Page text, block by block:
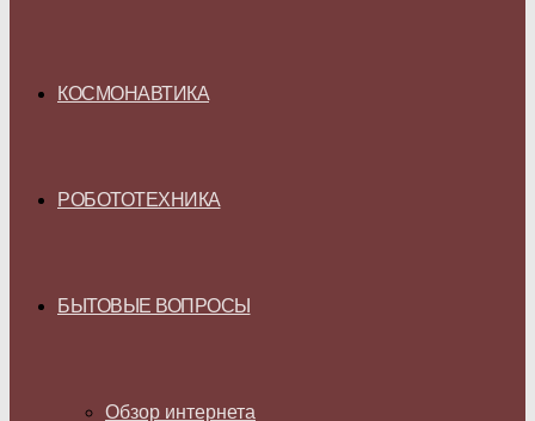
КОСМОНАВТИКА
РОБОТОТЕХНИКА
БЫТОВЫЕ ВОПРОСЫ
Обзор интернета